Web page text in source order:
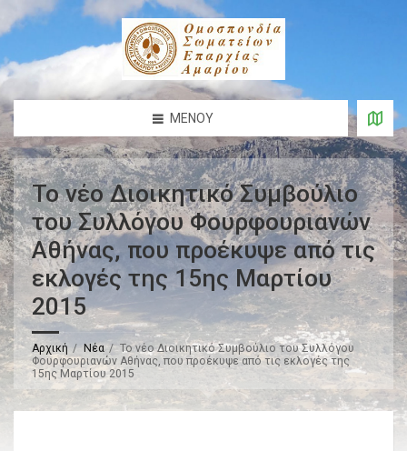
ΜΕΝΟΎ
Το νέο Διοικητικό Συμβούλιο
του Συλλόγου Φουρφουριανών
Αθήνας, που προέκυψε από τις
εκλογές της 15ης Μαρτίου
2015
Αρχική Νέα
Το νέο Διοικητικό Συμβούλιο του Συλλόγου
Φουρφουριανών Αθήνας, που προέκυψε από τις εκλογές της
15ης Μαρτίου 2015